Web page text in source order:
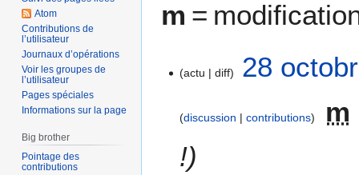
m =
actu diff 28
discussion contributions
m
!
Atom
Contributions de
l’utilisateur
Journaux d’opérations
Voir les groupes de
l’utilisateur
Pages spéciales
Informations sur la page
Big brother
Pointage des
contributions